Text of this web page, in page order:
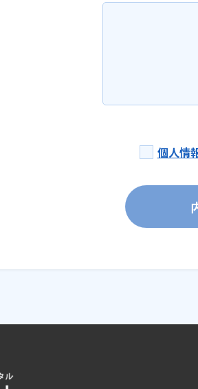
個人情